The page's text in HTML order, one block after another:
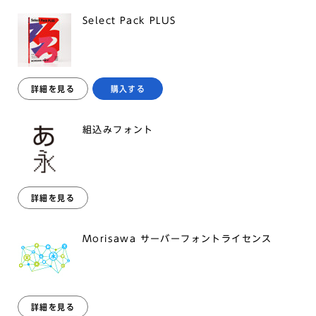
Select Pack PLUS
詳細を見る 購入する
組込みフォント
詳細を見る
Morisawa サーバーフォントライセンス
詳細を見る